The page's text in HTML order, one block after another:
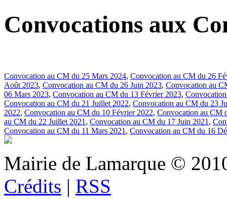
Convocations aux
Convocation au CM du 25 Mars 2024, Convocation au CM du 26
Août 2023, Convocation au CM du 26 Juin 2023, Convocation au
06 Mars 2023, Convocation au CM du 13 Février 2023,
Convocation au CM du 21 Juillet 2022, Convocation au CM du 23
2022, Convocation au CM du 10 Février 2022, Convocation au CM
au CM du 22 Juillet 2021 , Convocation au CM du 17 Juin 2021 ,
Convocation au CM du 11 Mars 2021 , Convocation au CM du 16
Mairie de Lamarque ©
Crédits | RSS